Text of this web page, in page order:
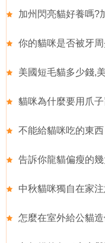
加州閃亮貓好養嗎?
你的貓咪是否被牙
美國短毛貓多少錢,
貓咪為什麼要用爪
不能給貓咪吃的東西
告訴你龍貓偏瘦的
中秋貓咪獨自在家
怎麼在室外給公貓造